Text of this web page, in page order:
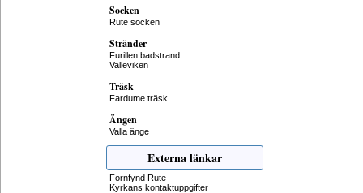
Socken
Rute socken
Stränder
Furillen badstrand
Valleviken
Träsk
Fardume träsk
Ängen
Valla änge
Externa länkar
Fornfynd Rute
Kyrkans kontaktuppgifter